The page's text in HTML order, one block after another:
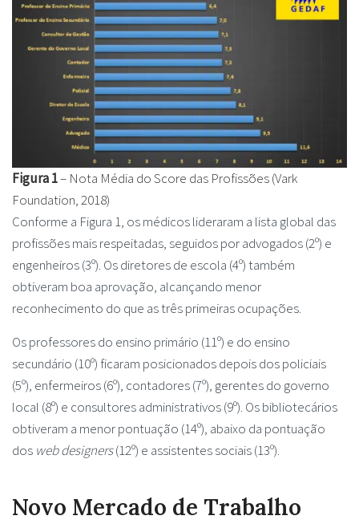
Figura 1– Nota Média do Score das Profissões (Vark
Foundation, 2018)
Conforme a Figura 1, os médicos lideraram a lista global das
profissões mais respeitadas, seguidos por advogados (2º) e
engenheiros (3º). Os diretores de escola (4º) também
obtiveram boa aprovação, alcançando menor
reconhecimento do que as três primeiras ocupações.
Os professores do ensino primário (11º) e do ensino
secundário (10º) ficaram posicionados depois dos policiais
(5º), enfermeiros (6º), contadores (7º), gerentes do governo
local (8º) e consultores administrativos (9º). Os bibliotecários
obtiveram a menor pontuação (14º), abaixo da pontuação
dos web designers(12º) e assistentes sociais (13º).
Novo Mercado de Trabalho